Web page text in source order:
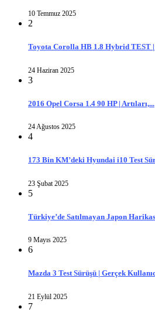
10 Temmuz 2025
2
Toyota Corolla HB 1.8 Hybrid TEST |
24 Haziran 2025
3
2016 Opel Corsa 1.4 90 HP | Artıları,...
24 Ağustos 2025
4
173 Bin KM’deki Hyundai i10 Test
23 Şubat 2025
5
Türkiye’de Satılmayan Japon
9 Mayıs 2025
6
Mazda 3 Test Sürüşü | Gerçek
21 Eylül 2025
7